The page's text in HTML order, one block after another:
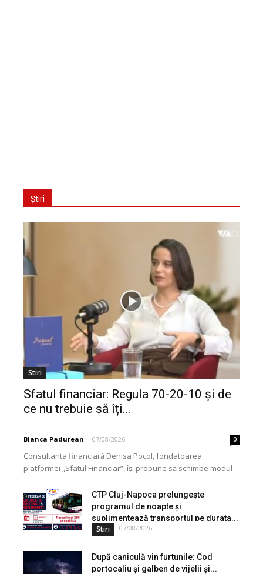
Știri
Stiri
Sfatul financiar: Regula 70-20-10 și de
ce nu trebuie să îți...
Bianca Padurean - 07/08/2026 0
Consultanta financiară Denisa Pocol, fondatoarea
platformei „Sfatul Financiar”, își propune să schimbe modul
de peste...
CTP Cluj-Napoca prelungește
programul de noapte și
suplimentează transportul pe durata...
Stiri 07/08/2026
După caniculă vin furtunile: Cod
portocaliu și galben de vijelii și...